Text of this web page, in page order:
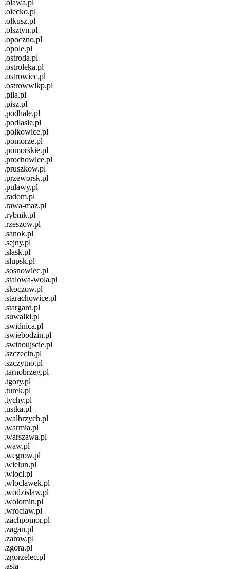
.olawa.pl
.olecko.pl
.olkusz.pl
.olsztyn.pl
.opoczno.pl
.opole.pl
.ostroda.pl
.ostroleka.pl
.ostrowiec.pl
.ostrowwlkp.pl
.pila.pl
.pisz.pl
.podhale.pl
.podlasie.pl
.polkowice.pl
.pomorze.pl
.pomorskie.pl
.prochowice.pl
.pruszkow.pl
.przeworsk.pl
.pulawy.pl
.radom.pl
.rawa-maz.pl
.rybnik.pl
.rzeszow.pl
.sanok.pl
.sejny.pl
.slask.pl
.slupsk.pl
.sosnowiec.pl
.stalowa-wola.pl
.skoczow.pl
.starachowice.pl
.stargard.pl
.suwalki.pl
.swidnica.pl
.swiebodzin.pl
.swinoujscie.pl
.szczecin.pl
.szczytno.pl
.tarnobrzeg.pl
.tgory.pl
.turek.pl
.tychy.pl
.ustka.pl
.walbrzych.pl
.warmia.pl
.warszawa.pl
.waw.pl
.wegrow.pl
.wielun.pl
.wlocl.pl
.wloclawek.pl
.wodzislaw.pl
.wolomin.pl
.wroclaw.pl
.zachpomor.pl
.zagan.pl
.zarow.pl
.zgora.pl
.zgorzelec.pl
.asia